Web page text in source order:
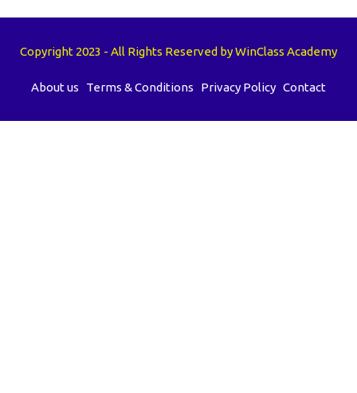
Copyright 2023 - All Rights Reserved by WinClass Academy
About us Terms & Conditions Privacy Policy Contact